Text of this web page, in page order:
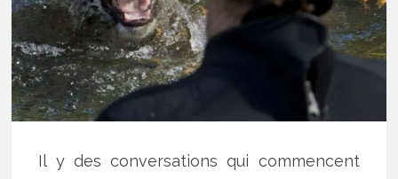
Il y des conversations qui commencent